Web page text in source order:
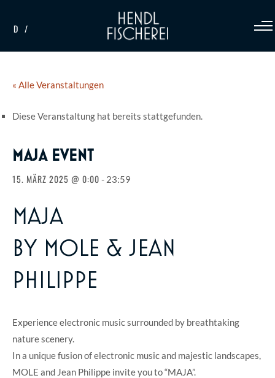
D
« Alle Veranstaltungen
Diese Veranstaltung hat bereits stattgefunden.
MAJA EVENT
15. MÄRZ 2025 @ 0:00 - 23:59
MAJA
BY MOLE & JEAN
PHILIPPE
Experience electronic music surrounded by breathtaking
nature scenery.
In a unique fusion of electronic music and majestic landscapes,
MOLE and Jean Philippe invite you to “MAJA”.